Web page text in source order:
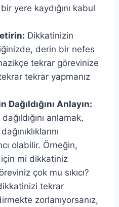
yere kaydığını kabul
Dikkatinizin
derin bir nefes
tekrar görevinize
tekrar yapmanız
Anlayın:
anlamak,
olabilir. Örneğin,
mi dikkatiniz
çok mu sıkıcı?
tekrar
zorlanıyorsanız,